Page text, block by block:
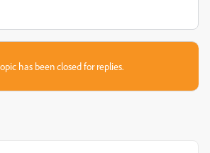
has been closed for replies.